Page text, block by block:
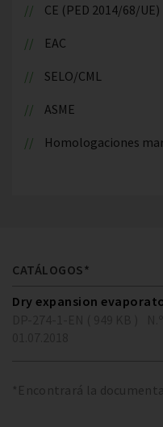
CE (PED 2014/68/UE)
EAC
SELO/CML
ASME
Homologaciones
CATÁLOGOS*
Dry expansion
*Encontrará la